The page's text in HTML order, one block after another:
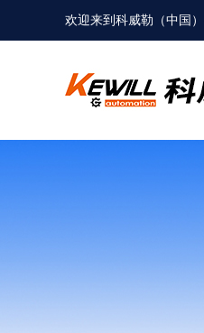
欢迎来到科威勒（中国）